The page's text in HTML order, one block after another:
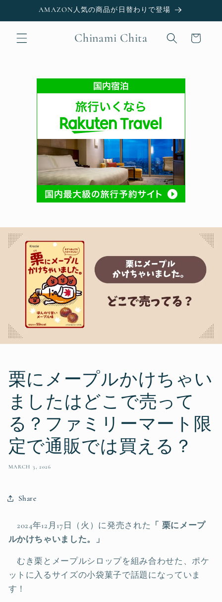
Skip toAMAZON人気の商品が日替わりで登場
Chinami Chita Cart
栗にメープルかけちゃい
ましたはどこで売って
る？ファミリーマート限
定で通販では買える？
MARCH 3, 2026
Share
2024年12月17日（火）に発売された 「 栗にメープ
ルかけちゃいました。」
むき栗とメープルシロップを組み合わせた、ポケ
ットに入るサイズの小袋菓子で話題になっていま
す！